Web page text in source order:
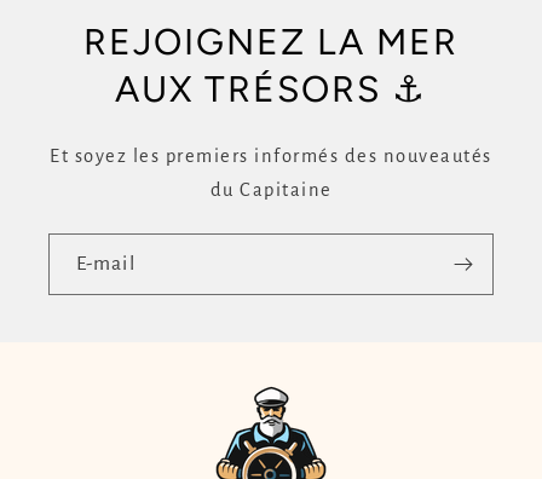
REJOIGNEZ LA MER
AUX TRÉSORS ⚓
Et soyez les premiers informés des nouveautés
du Capitaine
E-mail